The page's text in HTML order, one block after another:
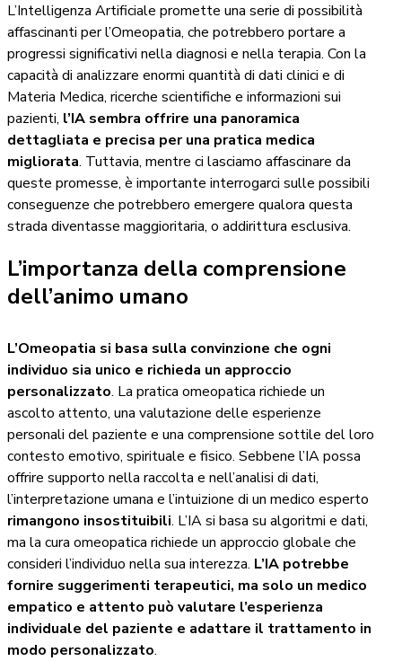
L’Intelligenza Artificiale promette una serie di possibilità
affascinanti per l’Omeopatia, che potrebbero portare a
progressi significativi nella diagnosi e nella terapia. Con la
capacità di analizzare enormi quantità di dati clinici e di
Materia Medica, ricerche scientifiche e informazioni sui
pazienti, l’IA sembra offrire una panoramica
dettagliata e precisa per una pratica medica
migliorata. Tuttavia, mentre ci lasciamo affascinare da
queste promesse, è importante interrogarci sulle possibili
conseguenze che potrebbero emergere qualora questa
strada diventasse maggioritaria, o addirittura esclusiva.
L’importanza della comprensione
dell’animo umano
L’Omeopatia si basa sulla convinzione che ogni
individuo sia unico e richieda un approccio
personalizzato. La pratica omeopatica richiede un
ascolto attento, una valutazione delle esperienze
personali del paziente e una comprensione sottile del loro
contesto emotivo, spirituale e fisico. Sebbene l’IA possa
offrire supporto nella raccolta e nell’analisi di dati,
l’interpretazione umana e l’intuizione di un medico esperto
rimangono insostituibili. L’IA si basa su algoritmi e dati,
ma la cura omeopatica richiede un approccio globale che
consideri l’individuo nella sua interezza. L’IA potrebbe
fornire suggerimenti terapeutici, ma solo un medico
empatico e attento può valutare l’esperienza
individuale del paziente e adattare il trattamento in
modo personalizzato.